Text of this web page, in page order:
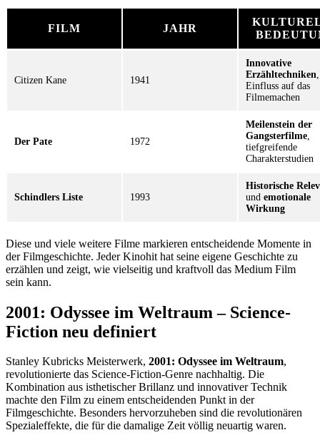
FILM JAHR
Citizen Kane 1941
Innovative
Erzähltechniken
Einfluss auf das
Filmemachen
Der Pate 1972
Meilenstein der
Gangsterfilme
tiefgreifende
Charakterstudien
Schindlers Liste 1993
Historische
und emotionale
Wirkung
Diese und viele weitere Filme markieren entscheidende Momente in
der Filmgeschichte. Jeder Kinohit hat seine eigene Geschichte zu
erzählen und zeigt, wie vielseitig und kraftvoll das Medium Film
sein kann.
2001: Odyssee im Weltraum – Science-
Fiction neu definiert
Stanley Kubricks Meisterwerk, 2001: Odyssee im Weltraum,
revolutionierte das Science-Fiction-Genre nachhaltig. Die
Kombination aus isthetischer Brillanz und innovativer Technik
machte den Film zu einem entscheidenden Punkt in der
Filmgeschichte. Besonders hervorzuheben sind die revolutionären
Spezialeffekte, die für die damalige Zeit völlig neuartig waren.